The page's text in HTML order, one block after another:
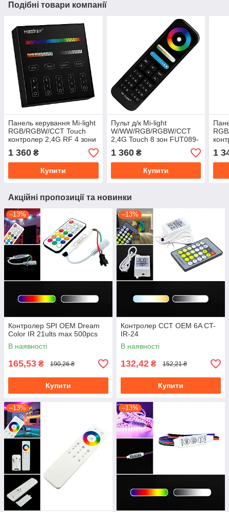
Подібні товари компанії
Панель керування Mi-light
RGB/RGBW/CCT Touch
контролер 2,4G RF 4 зони
Black B4-В (BL4B)
1 360 ₴
Купити
Пульт д/к Mi-light
W/WW/RGB/RGBW/CCT
2,4G Touch 8 зон FUT089-
B (RL089-B)
1 360₴
Купити
P3
1
Акційні пропозиції та новинки
–13%
Контролер SPI OEM Dream
Color IR 21ults max 500pcs
В наявності
165,53 ₴ 190,26 ₴
Купити
–13%
Контролер CCT OEM 6A CT-
IR-24
В наявності
132,42 ₴ 152,21 ₴
Купити
–13% –13%